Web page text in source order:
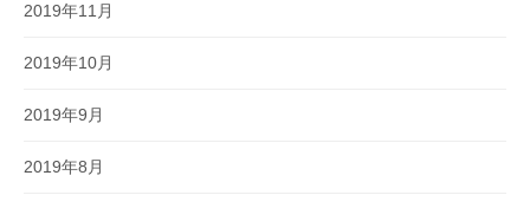
2019年11月
2019年10月
2019年9月
2019年8月